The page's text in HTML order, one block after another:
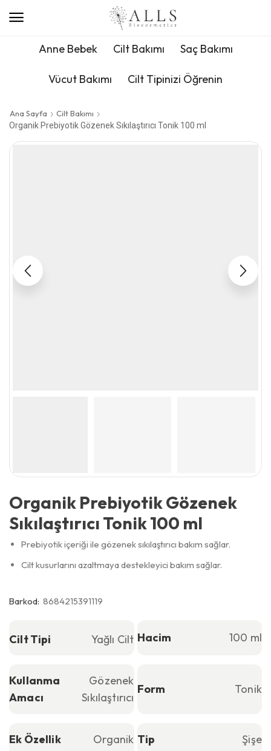
Anne Bebek Cilt Bakımı Saç Bakımı
Vücut Bakımı Cilt Tipinizi Öğrenin
Ana Sayfa
Cilt Bakımı
Organik Prebiyotik Gözenek Sıkılaştırıcı Tonik 100 ml
Organik Prebiyotik Gözenek
Sıkılaştırıcı Tonik 100 ml
Prebiyotik içeriği ile gözenek sıkılaştırıcı bakım sağlar.
Cilt kusurlarını azaltmaya destekleyici bakım sağlar.
Barkod: 8684215391119
Cilt Tipi Yağlı Cilt Hacim 100 ml
Kullanma
Amacı
Gözenek
Sıkılaştırıcı
Form Tonik
Ek Özellik Organik Tip Şişe